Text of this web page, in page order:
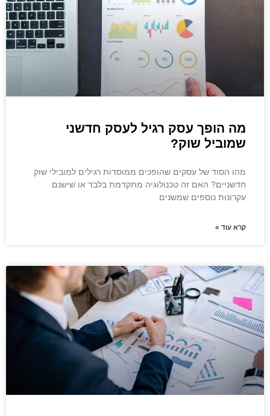
מה הופך עסק רגיל לעסק חדשני
שמוביל שוק?
מהו הסוד של עסקים שהופכים ממוסדות רגילים למובילי שוק
חדשניים? האם זה טכנולוגיה מתקדמת בלבד או שישנם
עקרונות נוספים שמשנים
קרא עוד »